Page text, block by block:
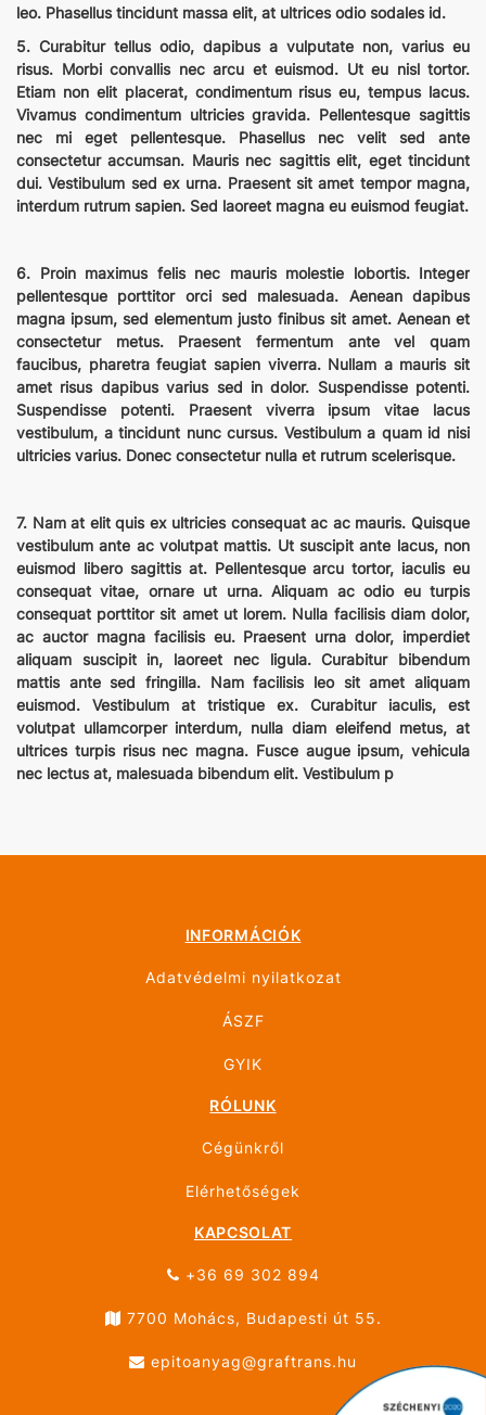
leo. Phasellus tincidunt massa elit, at ultrices odio sodales id.
5. Curabitur tellus odio, dapibus a vulputate non, varius eu
risus. Morbi convallis nec arcu et euismod. Ut eu nisl tortor.
Etiam non elit placerat, condimentum risus eu, tempus lacus.
Vivamus condimentum ultricies gravida. Pellentesque sagittis
nec mi eget pellentesque. Phasellus nec velit sed ante
consectetur accumsan. Mauris nec sagittis elit, eget tincidunt
dui. Vestibulum sed ex urna. Praesent sit amet tempor magna,
interdum rutrum sapien. Sed laoreet magna eu euismod feugiat.
6. Proin maximus felis nec mauris molestie lobortis. Integer
pellentesque porttitor orci sed malesuada. Aenean dapibus
magna ipsum, sed elementum justo finibus sit amet. Aenean et
consectetur metus. Praesent fermentum ante vel quam
faucibus, pharetra feugiat sapien viverra. Nullam a mauris sit
amet risus dapibus varius sed in dolor. Suspendisse potenti.
Suspendisse potenti. Praesent viverra ipsum vitae lacus
vestibulum, a tincidunt nunc cursus. Vestibulum a quam id nisi
ultricies varius. Donec consectetur nulla et rutrum scelerisque.
7. Nam at elit quis ex ultricies consequat ac ac mauris. Quisque
vestibulum ante ac volutpat mattis. Ut suscipit ante lacus, non
euismod libero sagittis at. Pellentesque arcu tortor, iaculis eu
consequat vitae, ornare ut urna. Aliquam ac odio eu turpis
consequat porttitor sit amet ut lorem. Nulla facilisis diam dolor,
ac auctor magna facilisis eu. Praesent urna dolor, imperdiet
aliquam suscipit in, laoreet nec ligula. Curabitur bibendum
mattis ante sed fringilla. Nam facilisis leo sit amet aliquam
euismod. Vestibulum at tristique ex. Curabitur iaculis, est
volutpat ullamcorper interdum, nulla diam eleifend metus, at
ultrices turpis risus nec magna. Fusce augue ipsum, vehicula
nec lectus at, malesuada bibendum elit. Vestibulum p
INFORMÁCIÓK
Adatvédelmi nyilatkozat
ÁSZF
GYIK
RÓLUNK
Cégünkről
Elérhetőségek
KAPCSOLAT
+36 69 302 894
7700 Mohács, Budapesti út 55.
epitoanyag@graftrans.hu